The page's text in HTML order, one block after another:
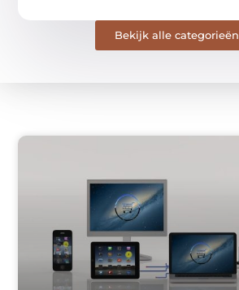
Bekijk alle categorieën